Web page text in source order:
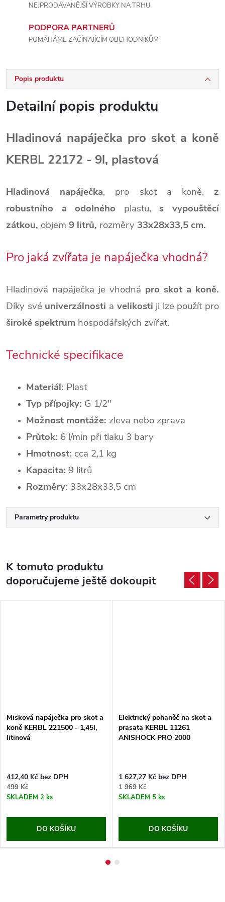
NEJPRODÁVANĚJŠÍ VÝROBKY NA TRHU
PODPORA PARTNERŮ
POMÁHÁME ZAČÍNAJÍCÍM OBCHODNÍKŮM
Popis produktu
Detailní popis produktu
Hladinová napáječka pro skot a koně
KERBL 22172 - 9l, plastová
Hladinová napáječka, pro skot a koně, z
robustního a odolného plastu,s vypouštěcí
zátkou, objem 9 litrů, rozměry 33x28x33,5 cm.
Pro jaká zvířata je napáječka vhodná?
Hladinová napáječka je vhodná pro skot a koně.
Díky své univerzálnosti a velikosti ji lze použít pro
široké spektrum hospodářských zvířat.
Technické specifikace
Materiál: Plast
Typ přípojky: G 1/2"
Možnost montáže: zleva nebo zprava
Průtok: 6 l/min při tlaku 3 bary
Hmotnost: cca 2,1 kg
Kapacita: 9 litrů
Rozměry: 33x28x33,5 cm
Parametry produktu
K tomuto produktu
doporučujeme ještě dokoupit
Misková napáječka pro skot a
koně KERBL 221500 - 1,45l,
litinová
412,40 Kč bez DPH
499 Kč
SKLADEM 2 ks
DO KOŠÍKU
Elektrický pohaněč na skot a
prasata KERBL 11261
ANISHOCK PRO 2000
1 627,27 Kč bez DPH
1 969 Kč
SKLADEM 5 ks
DO KOŠÍKU